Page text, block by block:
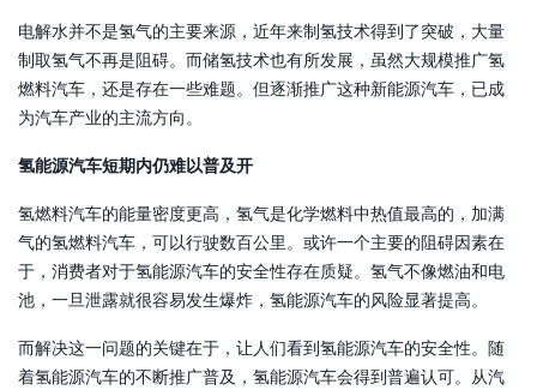
电解水并不是氢气的主要来源，近年来制氢技术得到了突破，大量
制取氢气不再是阻碍。而储氢技术也有所发展，虽然大规模推广氢
燃料汽车，还是存在一些难题。但逐渐推广这种新能源汽车，已成
为汽车产业的主流方向。
氢能源汽车短期内仍难以普及开
氢燃料汽车的能量密度更高，氢气是化学燃料中热值最高的，加满
气的氢燃料汽车，可以行驶数百公里。或许一个主要的阻碍因素在
于，消费者对于氢能源汽车的安全性存在质疑。氢气不像燃油和电
池，一旦泄露就很容易发生爆炸，氢能源汽车的风险显著提高。
而解决这一问题的关键在于，让人们看到氢能源汽车的安全性。随
着氢能源汽车的不断推广普及，氢能源汽车会得到普遍认可。从汽